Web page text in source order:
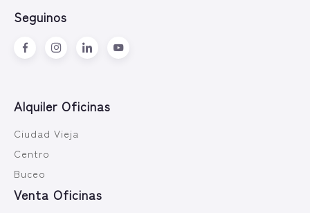
Seguinos
Alquiler Oficinas
Ciudad Vieja
Centro
Buceo
Venta Oficinas